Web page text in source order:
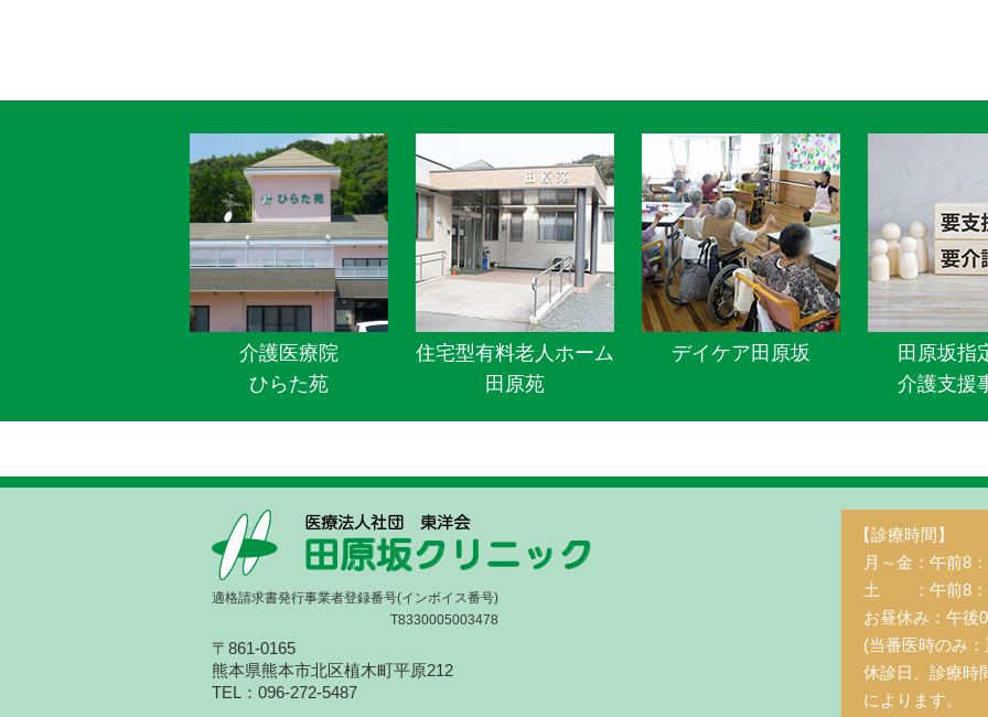
介護医療院
ひらた苑
住宅型有料老人ホーム
田原苑
デイケア田原坂
田原坂指
介護支援
適格請求書発行事業者登録番号(インボイス番号)
T8330005003478
〒861-0165
熊本県熊本市北区植木町平原212
TEL：096-272-5487
【診療時間】
月～金：午前8
土 ：午前8：
お昼休み：午後
(当番医時のみ
休診日、診療時
によります。